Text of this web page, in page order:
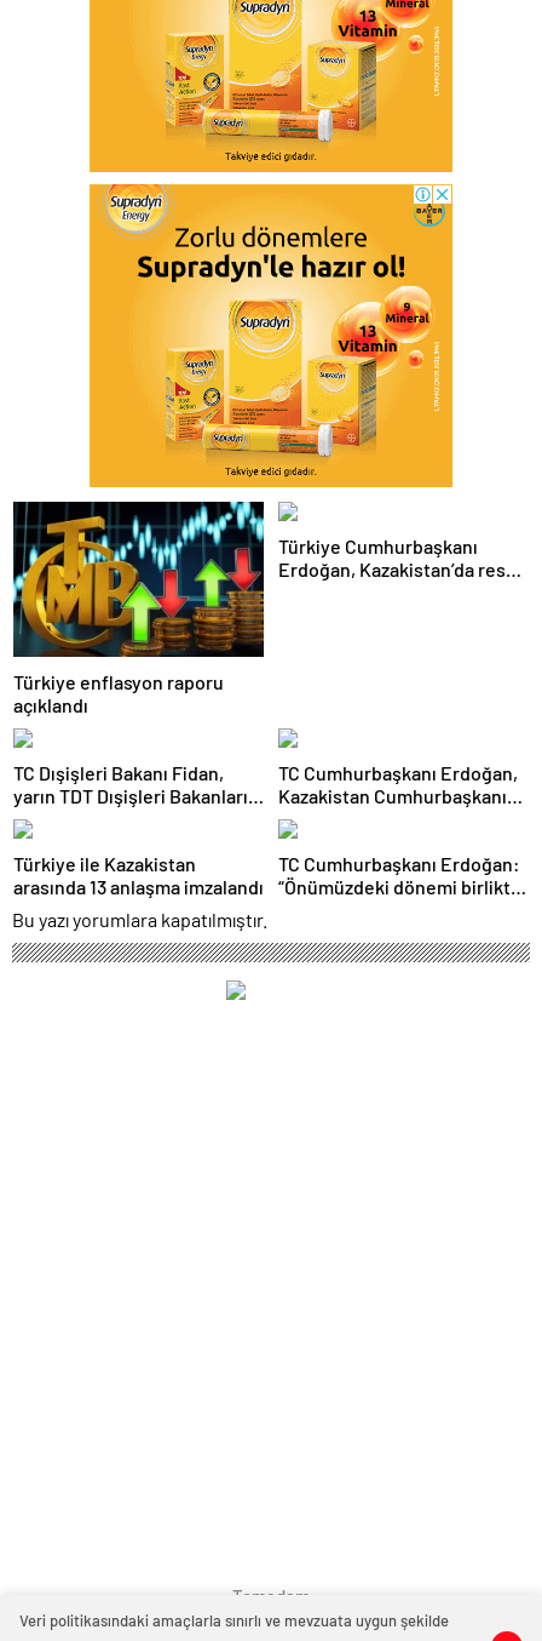
Türkiye enflasyon raporu
açıklandı
Türkiye Cumhurbaşkanı
Erdoğan, Kazakistan’da resmi
TC Dışişleri Bakanı Fidan,
yarın TDT Dışişleri Bakanları
Konseyi Toplantısı’na
katılacak
TC Cumhurbaşkanı Erdoğan,
Kazakistan Cumhurbaşkanı
Tokayev ile ortak basın
toplantısında konuştu:
Türkiye ile Kazakistan
arasında 13 anlaşma imzalandı
TC Cumhurbaşkanı Erdoğan:
“Önümüzdeki dönemi birlikte
Bu yazı yorumlara kapatılmıştır.
Temadam
Veri politikasındaki amaçlarla sınırlı ve mevzuata uygun şekilde